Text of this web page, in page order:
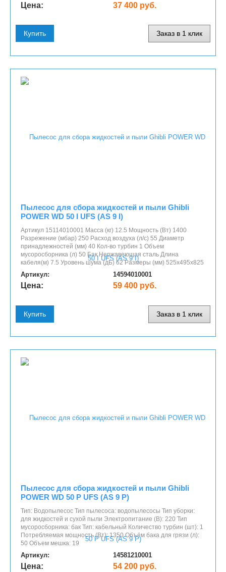
Цена: 37 400 руб.
Купить Заказ в 1 клик
Пылесос для сбора жидкостей и пыли Ghibli
POWER WD 50 I UFS (AS 9 I)
Артикул 15114010001 Масса (кг) 12.5 Мощность (Вт) 1400
Разрежение (мбар) 250 Расход воздуха (л/с) 55 Диаметр
принадлежностей (мм) 40 Кол-во турбин 1 Объем
мусоросборника (л) 50 Бак Нержавеющая сталь Длина
кабеля(м) 7.5 Уровень шума (дБ) 62 Размеры (мм) 525x495x825
Артикул: 14594010001
Цена: 59 400 руб.
Купить Заказ в 1 клик
Пылесос для сбора жидкостей и пыли Ghibli
POWER WD 50 P UFS (AS 9 P)
Тип: Водопылесос Тип пылесоса: водопылесосы Тип уборки:
для жидкостей и сухой пыли Электропитание (В): 220 Тип
мусоросборника: бак Тип: кабельный Количество турбин (шт): 1
Потребляемая мощность (Вт): 1350 Объём бака для грязи (л):
50 Объем мешка: 19
Артикул: 14581210001
Цена: 54 200 руб.